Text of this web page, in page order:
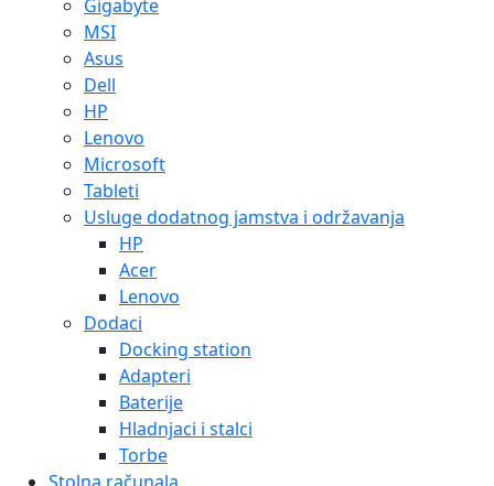
Gigabyte
MSI
Asus
Dell
HP
Lenovo
Microsoft
Tableti
Usluge dodatnog jamstva i održavanja
HP
Acer
Lenovo
Dodaci
Docking station
Adapteri
Baterije
Hladnjaci i stalci
Torbe